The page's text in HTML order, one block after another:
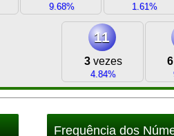
9.68% 1.61%
11
3vezes
4.84%
6
Frequência dos